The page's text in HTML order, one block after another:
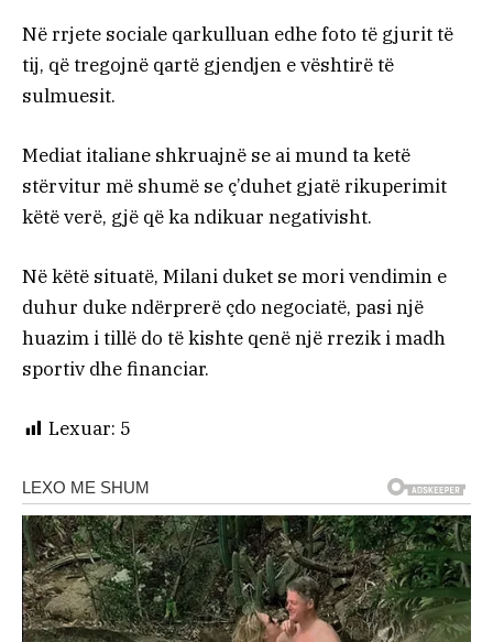
Në rrjete sociale qarkulluan edhe foto të gjurit të
tij, që tregojnë qartë gjendjen e vështirë të
sulmuesit.
Mediat italiane shkruajnë se ai mund ta ketë
stërvitur më shumë se ç’duhet gjatë rikuperimit
këtë verë, gjë që ka ndikuar negativisht.
Në këtë situatë, Milani duket se mori vendimin e
duhur duke ndërprerë çdo negociatë, pasi një
huazim i tillë do të kishte qenë një rrezik i madh
sportiv dhe financiar.
Lexuar: 5